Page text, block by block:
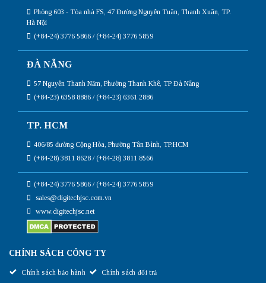
Phòng 603 - Tòa nhà FS, 47 Đường Nguyễn Tuân, Thanh Xuân, TP.
Hà Nội
(+84-24) 3776 5866 / (+84-24) 3776 5859
ĐÀ NẴNG
57 Nguyễn Thanh Năm, Phường Thanh Khê, TP Đà Nẵng
(+84-23) 6358 8886 / (+84-23) 6361 2886
TP. HCM
406/85 đường Cộng Hòa, Phường Tân Bình, TP.HCM
(+84-28) 3811 8628 / (+84-28) 3811 8566
(+84-24) 3776 5866 / (+84-24) 3776 5859
sales@digitechjsc.com.vn
www.digitechjsc.net
CHÍNH SÁCH CÔNG TY
Chính sách bảo hành Chính sách đổi trả